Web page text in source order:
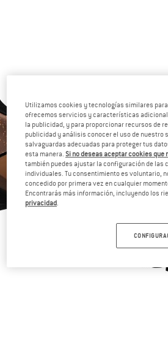
Utilizamos cookies y tecnologías similares
ofrecemos servicios y características
la publicidad, y para proporcionar recursos de
publicidad y análisis conocer el uso de nuestro
salvaguardas adecuadas para proteger tus
esta manera. Si no deseas aceptar cookies
también puedes ajustar la configuración de las
individuales. Tu consentimiento es voluntario,
concedido por primera vez en cualquier
Encontrarás más información, incluyendo los
privacidad.